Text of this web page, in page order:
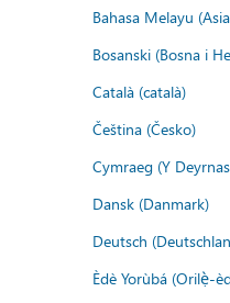
Bahasa Melayu
Bosanski (Bosna i
Català (català)
Čeština (Česko)
Cymraeg (Y
Dansk (Danmark)
Deutsch
Èdè Yorùbá (Orilẹ̀-